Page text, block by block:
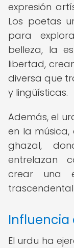
expresión
Los poetas
para
belleza, la
libertad,
diversa que
y lingüísticas.
Además, el
en la música,
ghazal,
entrelazan
crear una
Influencia
El urdu ha